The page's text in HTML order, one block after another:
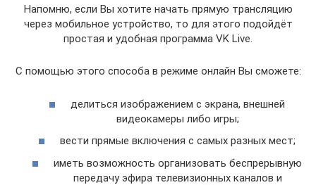
Напомню, если Вы хотите начать прямую трансляцию
через мобильное устройство, то для этого подойдёт
простая и удобная программа VK Live.
С помощью этого способа в режиме онлайн Вы сможете:
делиться изображением с экрана, внешней
видеокамеры либо игры;
вести прямые включения с самых разных мест;
иметь возможность организовать беспрерывную
передачу эфира телевизионных каналов и